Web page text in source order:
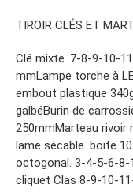
TIROIR CLÉS ET
Clé mixte. 7-8-9-10-
mmLampe torche à
embout plastique
galbéBurin de
250mmMarteau rivoir
lame sécable. boite
octogonal. 3-4-5-6-8-
cliquet Clas 8-9-10-